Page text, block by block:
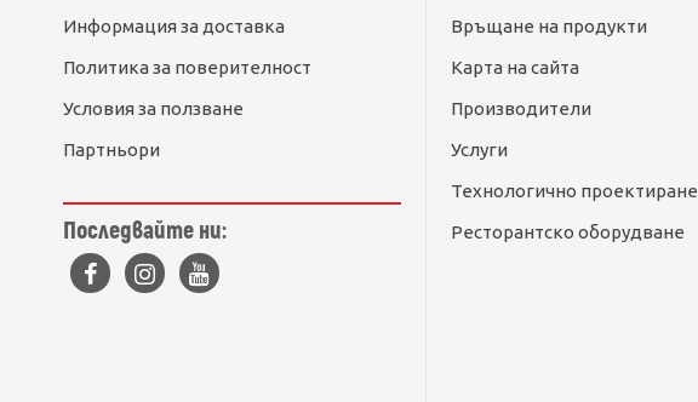
Информация за доставка
Политика за поверителност
Условия за ползване
Партньори
Последвайте ни:
Връщане на продукти
Карта на сайта
Производители
Услуги
Технологично проектиране
Ресторантско оборудване